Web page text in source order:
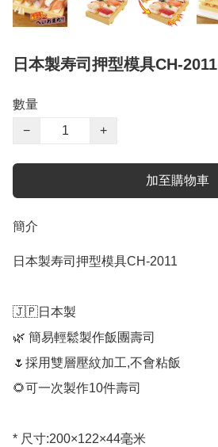
日本製寿司押型模具CH-2011
數量
−
+
加至購物車
簡介
日本製寿司押型模具CH-2011
🇯🇵日本製
🌿 簡易輕鬆製作飯團壽司
🌷採用雙層壓紋加工,不會粘飯
🌻可一次製作10件壽司
* 尺寸:200×122×44毫米